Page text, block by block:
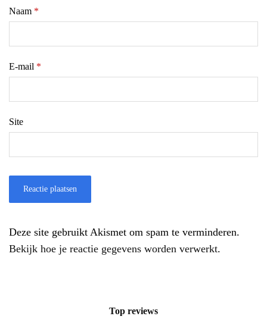
Naam *
E-mail *
Site
Deze site gebruikt Akismet om spam te verminderen.
Bekijk hoe je reactie gegevens worden verwerkt.
Top reviews